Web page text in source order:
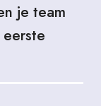
je team